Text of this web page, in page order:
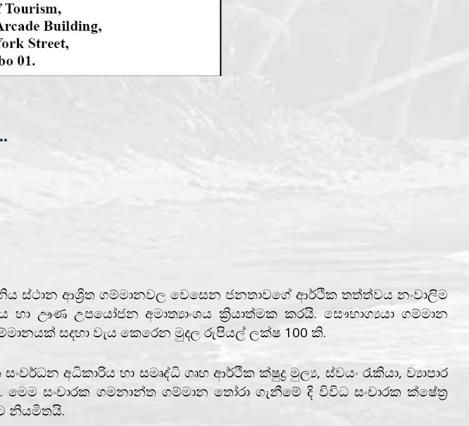
ස්ථාන ආශ්‍රිත ගම්මානවල වෙසෙන ජනතාවගේ ආර්ථික තත්ත්වය නංවාලිම
හා ඌණ උපයෝජන අමාත්‍යාංශය ක්‍රියාත්මක කරයි. සෞභාග්‍යයා ගම්මාන
සදහා වැය කෙරෙන මුදල රුපියල් ලක්ෂ 100 කි.
අධිකාරිය හා සමෘද්ධි ගෘහ ආර්ථික ක්ෂුද්‍ර මුල්‍ය, ස්වයං රැකියා, ව්‍යාපාර
සංචාරක ගමනාන්ත ගම්මාන තෝරා ගැනීමේ දි විවිධ සංචාරක ක්ෂේත්‍ර
නියමිතයි.